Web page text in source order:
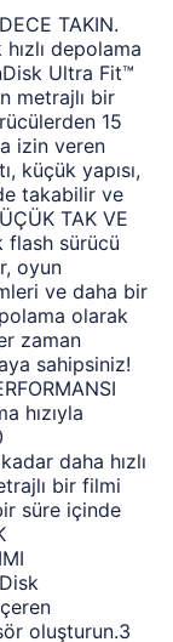
TAKIN.
depolama
Ultra Fit™
metrajlı bir
15
izin veren
küçük yapısı,
takabilir ve
TAK VE
flash sürücü
oyun
ve daha bir
olarak
zaman
sahipsiniz!
hızıyla
daha hızlı
bir filmi
süre içinde
oluşturun.3